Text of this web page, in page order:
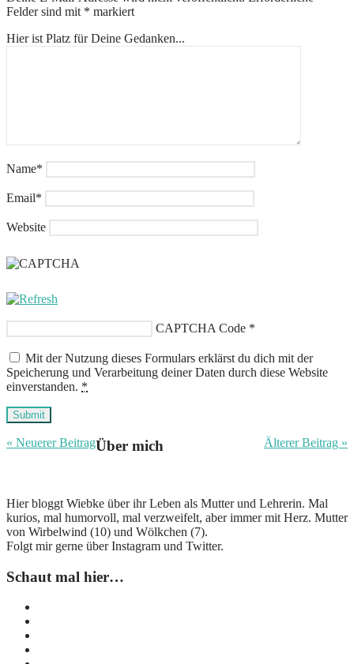
Felder sind mit * markiert
Hier ist Platz für Deine Gedanken...
Name*
Email*
Website
CAPTCHA Code *
Mit der Nutzung dieses Formulars erklärst du dich mit der
Speicherung und Verarbeitung deiner Daten durch diese Website
einverstanden. *
Submit
Älterer Beitrag »
« Neuerer BeitragÜber mich
Hier bloggt Wiebke über ihr Leben als Mutter und Lehrerin. Mal
kurios, mal humorvoll, mal verzweifelt, aber immer mit Herz. Mutter
von Wirbelwind (10) und Wölkchen (7).
Folgt mir gerne über Instagram und Twitter.
Schaut mal hier…